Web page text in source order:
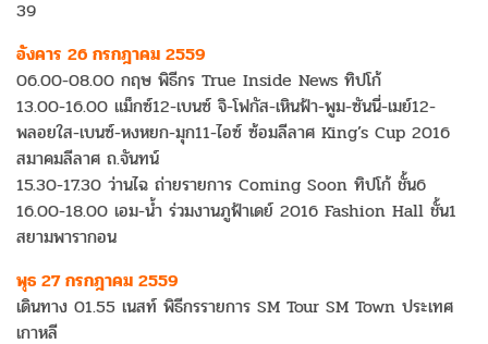
39
อังคาร 26 กรกฎาคม 2559
06.00-08.00 กฤษ พิธีกร True Inside News ทิปโก้
13.00-16.00 แม็กซ์12-เบนซ์ จิ-โฟกัส-เหินฟ้า-พูม-ซันนี่-เมย์12-
พลอยใส-เบนซ์-หงหยก-มุก11-ไอซ์ ซ้อมลีลาศ King’s Cup 2016
สมาคมลีลาศ ถ.จันทน์
15.30-17.30 ว่านไฉ ถ่ายรายการ Coming Soon ทิปโก้ ชั้น6
16.00-18.00 เอม-น้ำ ร่วมงานภูฟ้าเดย์ 2016 Fashion Hall ชั้น1
สยามพารากอน
พุธ 27 กรกฎาคม 2559
เดินทาง 01.55 เนสท์ พิธีกรรายการ SM Tour SM Town ประเทศ
เกาหลี